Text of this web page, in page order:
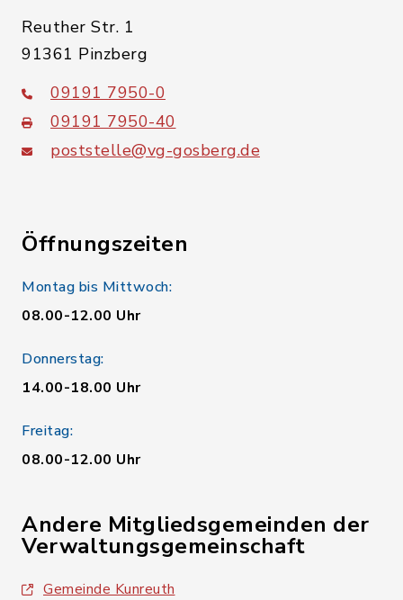
Reuther Str. 1
91361 Pinzberg
09191 7950-0
09191 7950-40
poststelle@vg-gosberg.de
Öffnungszeiten
Montag bis Mittwoch:
08.00-12.00 Uhr
Donnerstag:
14.00-18.00 Uhr
Freitag:
08.00-12.00 Uhr
Andere Mitgliedsgemeinden der
Verwaltungsgemeinschaft
Gemeinde Kunreuth